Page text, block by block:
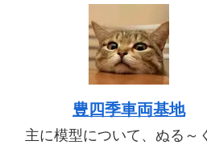
豊四季車両基地
主に模型について、ぬる～